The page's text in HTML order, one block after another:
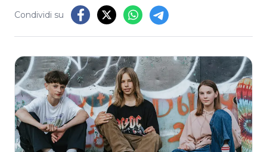
Condividi su